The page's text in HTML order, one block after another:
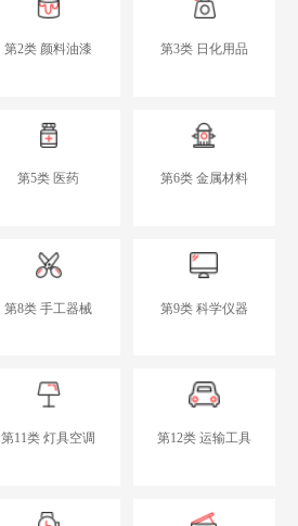
第2类 颜料油漆 第3类 日化用品
第5类 医药 第6类 金属材料
第8类 手工器械 第9类 科学仪器
第11类 灯具空调 第12类 运输工具